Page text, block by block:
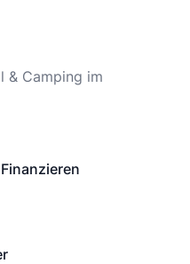
& Camping im